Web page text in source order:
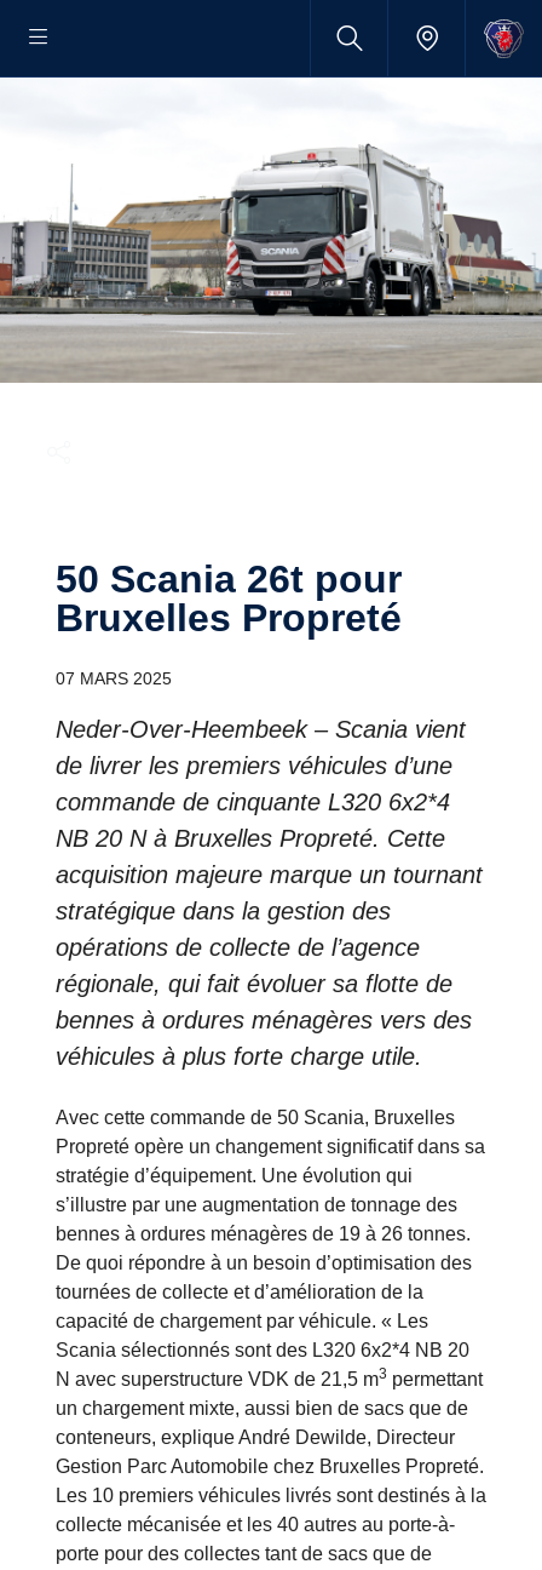
50 Scania 26t pour
Bruxelles Propreté
07 MARS 2025
Neder-Over-Heembeek – Scania vient
de livrer les premiers véhicules d’une
commande de cinquante L320 6x2*4
NB 20 N à Bruxelles Propreté. Cette
acquisition majeure marque un tournant
stratégique dans la gestion des
opérations de collecte de l’agence
régionale, qui fait évoluer sa flotte de
bennes à ordures ménagères vers des
véhicules à plus forte charge utile.
Avec cette commande de 50 Scania, Bruxelles
Propreté opère un changement significatif dans sa
stratégie d’équipement. Une évolution qui
s’illustre par une augmentation de tonnage des
bennes à ordures ménagères de 19 à 26 tonnes.
De quoi répondre à un besoin d’optimisation des
tournées de collecte et d’amélioration de la
capacité de chargement par véhicule. « Les
Scania sélectionnés sont des L320 6x2*4 NB 20
N avec superstructure VDK de 21,5 m3 permettant
un chargement mixte, aussi bien de sacs que de
conteneurs, explique André Dewilde, Directeur
Gestion Parc Automobile chez Bruxelles Propreté.
Les 10 premiers véhicules livrés sont destinés à la
collecte mécanisée et les 40 autres au porte-à-
porte pour des collectes tant de sacs que de